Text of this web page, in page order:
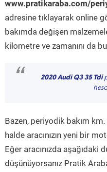
www.pratikaraba.com/
adresine tıklayarak online
bakımda değişen
kilometre ve zamanını da
“ 2020 Audi Q3 35 Tdi
Bazen, periyodik bakım
halde aracınızın yeni bir
Eğer aracınızda aşağıdaki
düşünüyorsanız Pratik